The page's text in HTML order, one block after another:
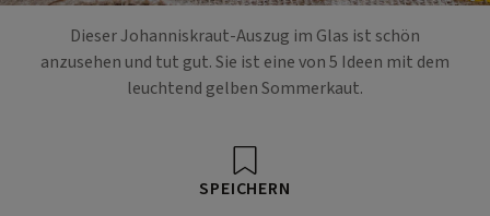
Dieser Johanniskraut-Auszug im Glas ist schön
anzusehen und tut gut. Sie ist eine von 5 Ideen mit dem
leuchtend gelben Sommerkaut.
SPEICHERN